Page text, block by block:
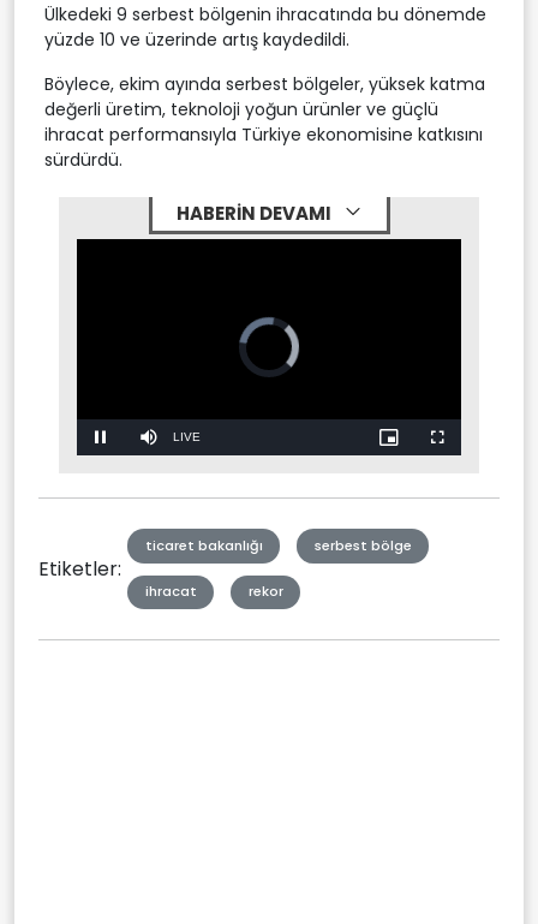
Ülkedeki 9 serbest bölgenin ihracatında bu dönemde
yüzde 10 ve üzerinde artış kaydedildi.
Böylece, ekim ayında serbest bölgeler, yüksek katma
değerli üretim, teknoloji yoğun ürünler ve güçlü
ihracat performansıyla Türkiye ekonomisine katkısını
sürdürdü.
HABERİN DEVAMI
Video
Player
is
loading.
Pause Mute Stream
LIVE
Picture-
in-
Fullscreen
Etiketler:
ticaret bakanlığı serbest bölge
ihracat rekor